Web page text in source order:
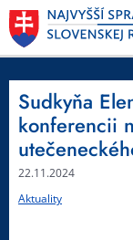
Sudkyňa
konferencii
22.11.2024
Aktuality